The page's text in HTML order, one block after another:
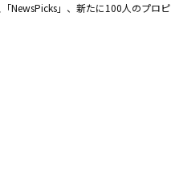
NewsPicks」、新たに100人のプロ